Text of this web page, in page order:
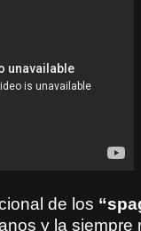
de los
y la siempre